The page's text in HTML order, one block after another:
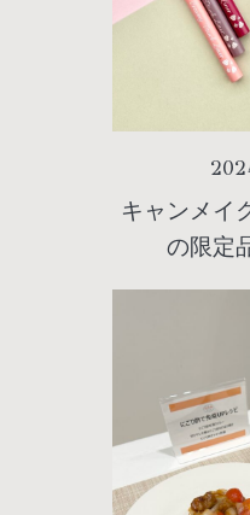
キャンメイ
の限定